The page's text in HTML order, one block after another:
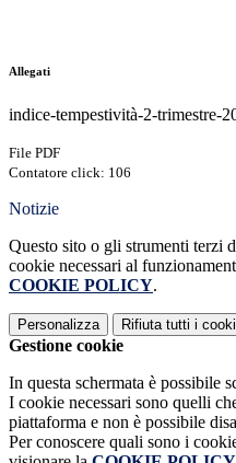
Allegati
indice-tempestività-2-trimestre-
File PDF
Contatore click: 106
Notizie
Questo sito o gli strumenti terzi
cookie necessari al
COOKIE POLICY.
Personalizza Rifiuta tutti i
Gestione cookie
In questa schermata è possibile
I cookie necessari sono quelli
piattaforma e non è possibile
Per conoscere quali sono i